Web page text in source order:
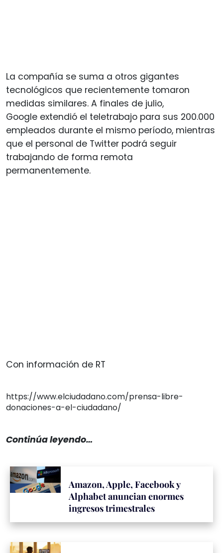
La compañía se suma a otros gigantes
tecnológicos que recientemente tomaron
medidas similares. A finales de julio,
Google extendió el teletrabajo para sus 200.000
empleados durante el mismo período, mientras
que el personal de Twitter podrá seguir
trabajando de forma remota
permanentemente.
Con información de RT
https://www.elciudadano.com/prensa-libre-
donaciones-a-el-ciudadano/
Continúa leyendo…
Amazon, Apple, Facebook y
Alphabet anuncian enormes
ingresos trimestrales